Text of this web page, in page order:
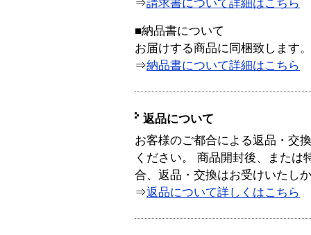
⇒請求書について詳細はこちら
■納品書について
お届けする商品に同梱致します。
⇒納品書について詳細はこちら
返品について
お客様のご都合による返品・交
ください。 商品開封後、または
合、返品・交換はお受けいたし
⇒返品について詳しくはこちら